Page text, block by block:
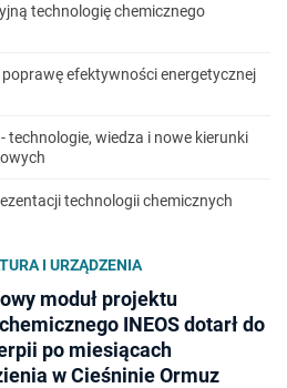
technologię chemicznego
efektywności energetycznej
technologie, wiedza i nowe kierunki
technologii chemicznych
I URZĄDZENIA
moduł projektu
INEOS dotarł do
po miesiącach
w Cieśninie Ormuz